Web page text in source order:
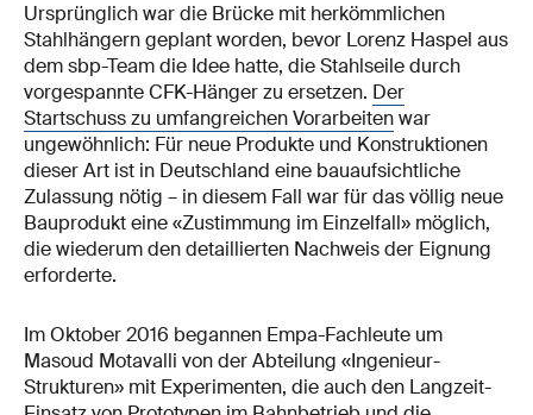
Ursprünglich war die Brücke mit herkömmlichen
Stahlhängern geplant worden, bevor Lorenz Haspel aus
dem sbp-Team die Idee hatte, die Stahlseile durch
vorgespannte CFK-Hänger zu ersetzen. Der
Startschuss zu umfangreichen Vorarbeitenwar
ungewöhnlich: Für neue Produkte und Konstruktionen
dieser Art ist in Deutschland eine bauaufsichtliche
Zulassung nötig – in diesem Fall war für das völlig neue
Bauprodukt eine «Zustimmung im Einzelfall» möglich,
die wiederum den detaillierten Nachweis der Eignung
erforderte.
Im Oktober 2016 begannen Empa-Fachleute um
Masoud Motavalli von der Abteilung «Ingenieur-
Strukturen» mit Experimenten, die auch den Langzeit-